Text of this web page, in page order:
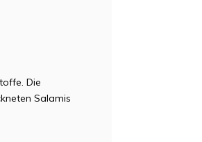
Die
Salamis